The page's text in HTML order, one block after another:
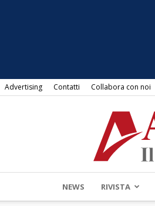
Advertising Contatti Collabora con noi
NEWS RIVISTA